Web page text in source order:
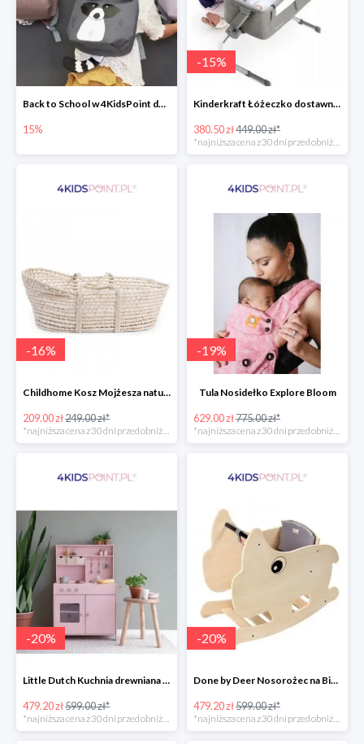
Back to School w 4KidsPoint do -15%
15%
-15%
Kinderkraft Łóżeczko dostawne aluminiowe Uno 2w1
380.50 zł449.00 zł*
*najniższa cena z 30 dni przed obniżką
-16%
Childhome Kosz Mojżesza natural
209.00 zł249.00 zł*
-19%
Tula Nosidełko Explore Bloom
629.00 zł775.00 zł*
-20%
Little Dutch Kuchnia drewniana -20%
479.20 zł599.00 zł*
*najniższa cena z 30 dni przed obniżką
-20%
Done by Deer Nosorożec na Biegunach -20%
479.20 zł599.00 zł*
*najniższa cena z 30 dni przed obniżką